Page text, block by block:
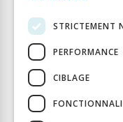
Le texte de la
XVIIIe Siècle
Mornet Daniel
Les éditions du dix-
Daniel Mornet
STRICTEMENT
PERFORMANCE
CIBLAGE